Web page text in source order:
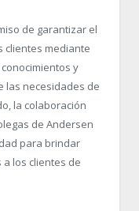
de garantizar el
clientes mediante
y
las necesidades de
la colaboración
de Andersen
para brindar
los clientes de